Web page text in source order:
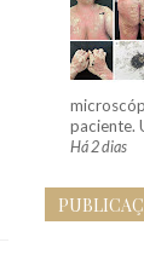
paciente.
Há 2 dias